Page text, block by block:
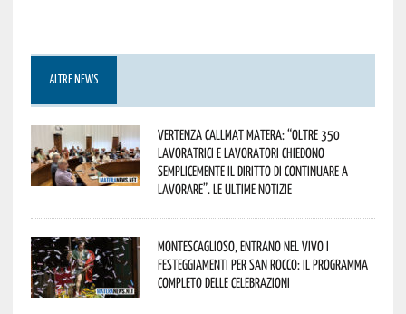
ALTRE NEWS
Vertenza CallMat Matera: “Oltre 350
lavoratrici e lavoratori chiedono
semplicemente il diritto di continuare a
lavorare”. Le ultime notizie
Montescaglioso, entrano nel vivo i
festeggiamenti per San Rocco: il programma
completo delle celebrazioni